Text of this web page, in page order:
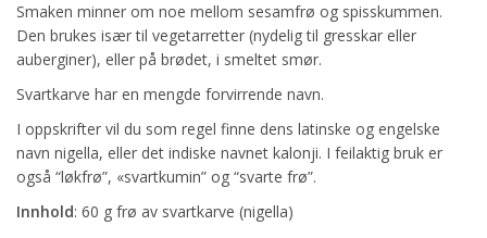
Smaken minner om noe mellom sesamfrø og spisskummen.
Den brukes især til vegetarretter (nydelig til gresskar eller
auberginer), eller på brødet, i smeltet smør.
Svartkarve har en mengde forvirrende navn.
I oppskrifter vil du som regel finne dens latinske og engelske
navn nigella, eller det indiske navnet kalonji. I feilaktig bruk er
også “løkfrø”, «svartkumin” og “svarte frø”.
Innhold: 60 g frø av svartkarve (nigella)